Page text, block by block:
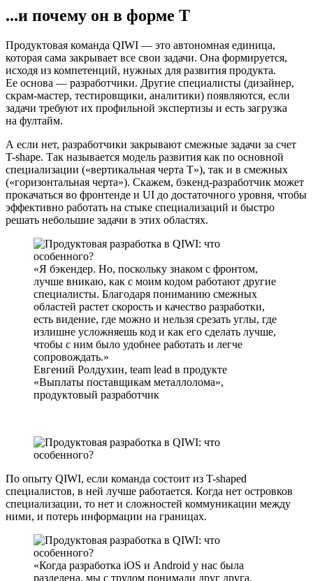
...и почему он в форме Т
Продуктовая команда QIWI — это автономная единица,
которая сама закрывает все свои задачи. Она формируется,
исходя из компетенций, нужных для развития продукта.
Ее основа — разработчики. Другие специалисты (дизайнер,
скрам-мастер, тестировщики, аналитики) появляются, если
задачи требуют их профильной экспертизы и есть загрузка
на фултайм.
А если нет, разработчики закрывают смежные задачи за счет
T-shape. Так называется модель развития как по основной
специализации («вертикальная черта Т»), так и в смежных
(«горизонтальная черта»). Скажем, бэкенд-разработчик может
прокачаться во фронтенде и UI до достаточного уровня, чтобы
эффективно работать на стыке специализаций и быстро
решать небольшие задачи в этих областях.
Я бэкендер. Но, поскольку знаком с фронтом,
лучше вникаю, как с моим кодом работают другие
специалисты. Благодаря пониманию смежных
областей растет скорость и качество разработки,
есть видение, где можно и нельзя срезать углы, где
излишне усложняешь код и как его сделать лучше,
чтобы с ним было удобнее работать и легче
сопровождать.
Евгений Ролдухин, team lead в продукте
«Выплаты поставщикам металлолома»,
продуктовый разработчик
По опыту QIWI, если команда состоит из T-shaped
специалистов, в ней лучше работается. Когда нет островков
специализации, то нет и сложностей коммуникации между
ними, и потерь информации на границах.
Когда разработка iOS и Android у нас была
разделена, мы с трудом понимали друг друга.